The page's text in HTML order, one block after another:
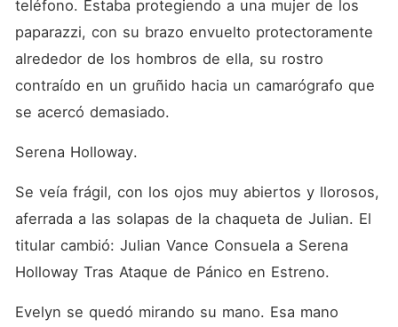
teléfono. Estaba protegiendo a una mujer de los
paparazzi, con su brazo envuelto protectoramente
alrededor de los hombros de ella, su rostro
contraído en un gruñido hacia un camarógrafo que
se acercó demasiado.
Serena Holloway.
Se veía frágil, con los ojos muy abiertos y llorosos,
aferrada a las solapas de la chaqueta de Julian. El
titular cambió: Julian Vance Consuela a Serena
Holloway Tras Ataque de Pánico en Estreno.
Evelyn se quedó mirando su mano. Esa mano